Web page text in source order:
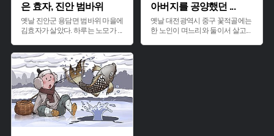
은 효자, 진안 범바위
옛날 진안군 용담면 범바위 마을에
김효자가 살았다. 하루는 노모가...
아버지를 공양했던 ...
옛날 대전광역시 중구 꽃적골에는
한 노인이 며느리와 둘이서 살고...